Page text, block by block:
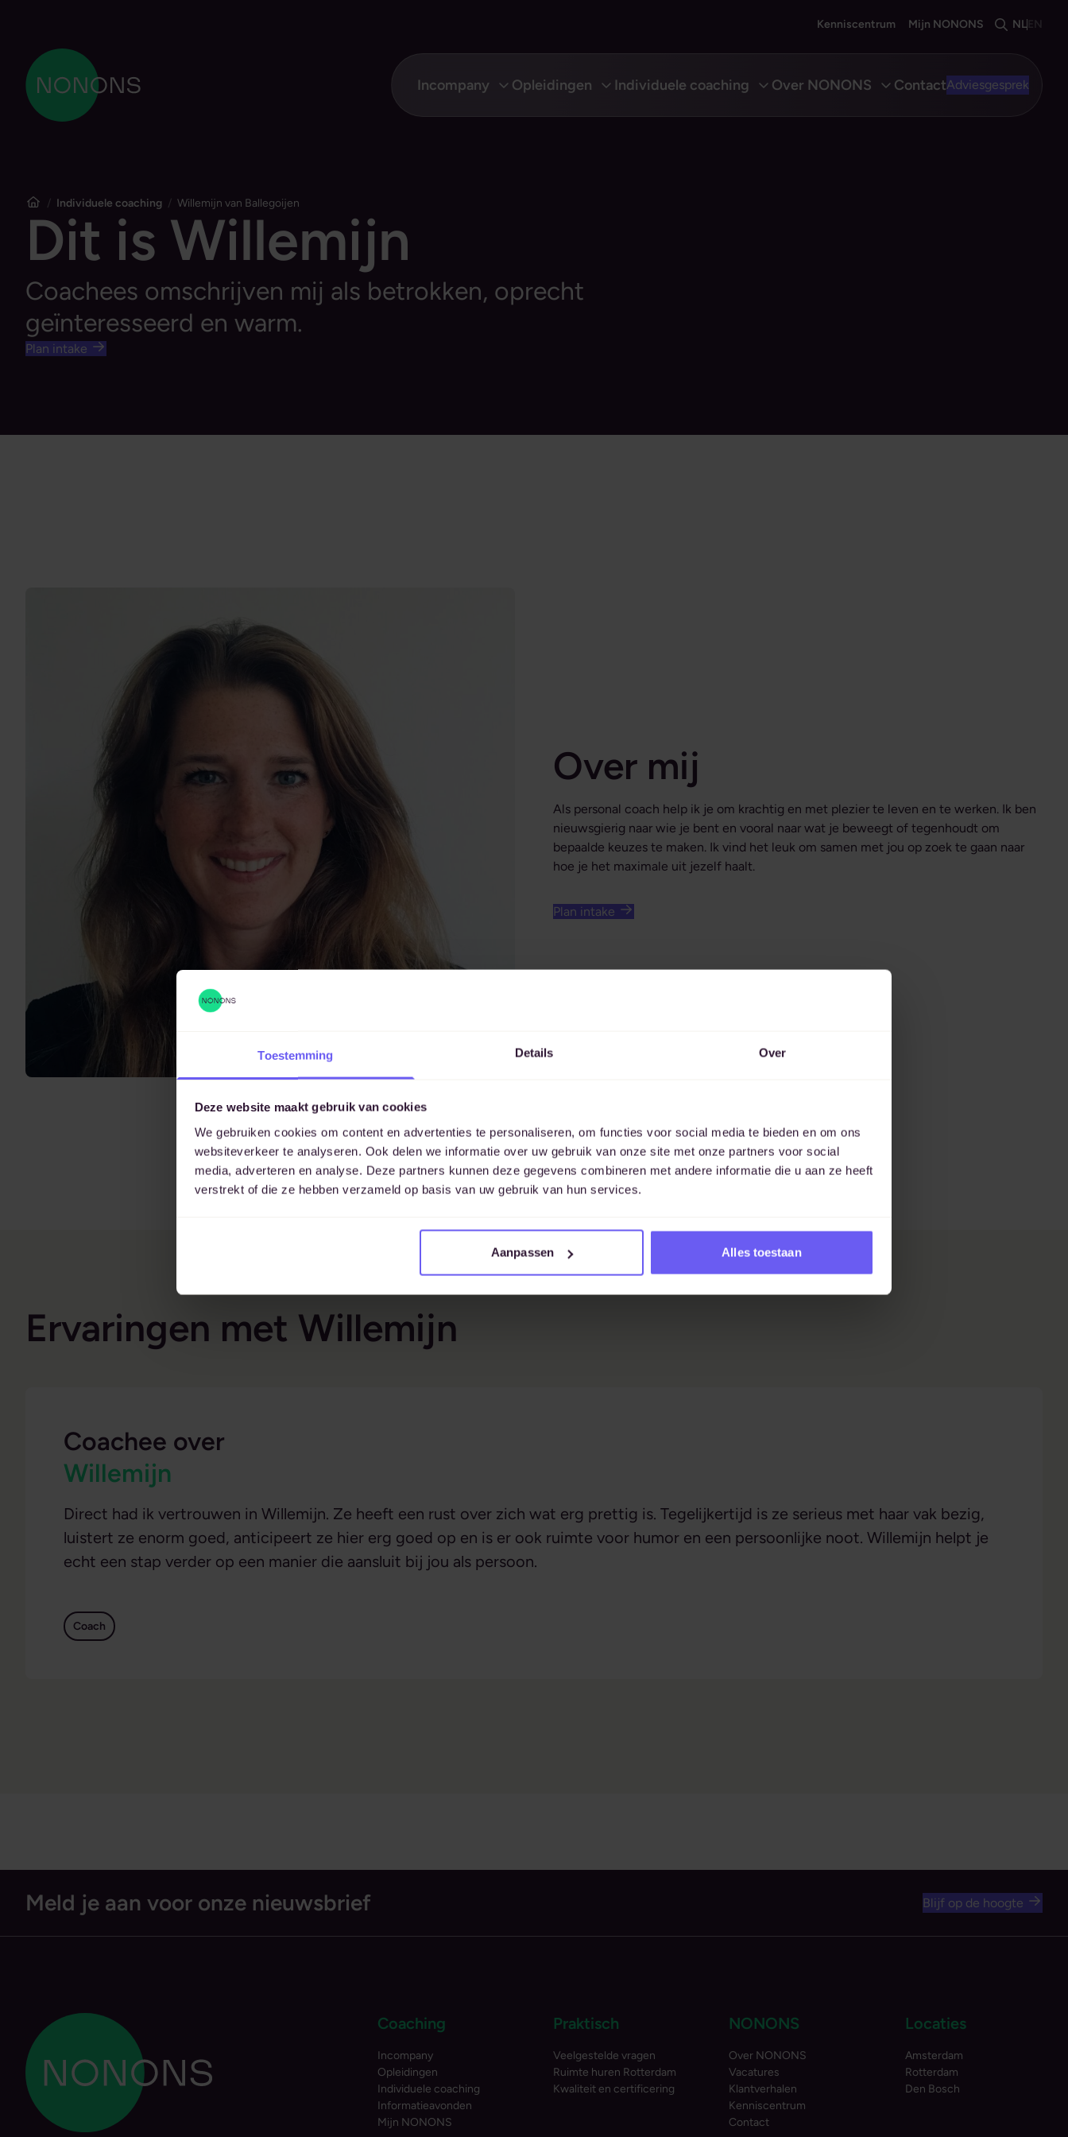
Toestemming Details Over
Deze website maakt gebruik van cookies
We gebruiken cookies om content en advertenties te personaliseren, om functies voor social media te bieden en om ons
websiteverkeer te analyseren. Ook delen we informatie over uw gebruik van onze site met onze partners voor social
media, adverteren en analyse. Deze partners kunnen deze gegevens combineren met andere informatie die u aan ze heeft
verstrekt of die ze hebben verzameld op basis van uw gebruik van hun services.
Aanpassen Alles toestaan
NONONS Incompany Opleidingen Individuele coaching Over NONONS ContactAdviesgesprek
Kenniscentrum Mijn NONONS NL
Home/ Individuele coaching / Willemijn van Ballegoijen
Dit is Willemijn
Coachees omschrijven mij als betrokken, oprecht
geïnteresseerd en warm.
Plan intake
Over mij
Als personal coach help ik je om krachtig en met plezier te leven en te werken. Ik ben
nieuwsgierig naar wie je bent en vooral naar wat je beweegt of tegenhoudt om
bepaalde keuzes te maken. Ik vind het leuk om samen met jou op zoek te gaan naar
hoe je het maximale uit jezelf haalt.
Plan intake
Ervaringen met Willemijn
Coachee over
Willemijn
Direct had ik vertrouwen in Willemijn. Ze heeft een rust over zich wat erg prettig is. Tegelijkertijd is ze serieus met haar vak bezig,
luistert ze enorm goed, anticipeert ze hier erg goed op en is er ook ruimte voor humor en een persoonlijke noot. Willemijn helpt je
echt een stap verder op een manier die aansluit bij jou als persoon.
Coach
Meld je aan voor onze nieuwsbrief Blijf op de hoogte
Coaching
Incompany
Opleidingen
Individuele coaching
Informatieavonden
Mijn NONONS
Praktisch
Veelgestelde vragen
Ruimte huren Rotterdam
Kwaliteit en certificering
NONONS
Over NONONS
Vacatures
Klantverhalen
Kenniscentrum
Contact
Locaties
Amsterdam
Rotterdam
Den Bosch